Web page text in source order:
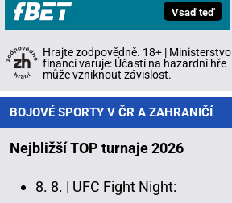
Vsaď teď
Hrajte zodpovědně. 18+ | Ministerstvo
financí varuje: Účastí na hazardní hře
může vzniknout závislost.
BOJOVÉ SPORTY V ČR A ZAHRANIČÍ
Nejbližší TOP turnaje 2026
8. 8. | UFC Fight Night: